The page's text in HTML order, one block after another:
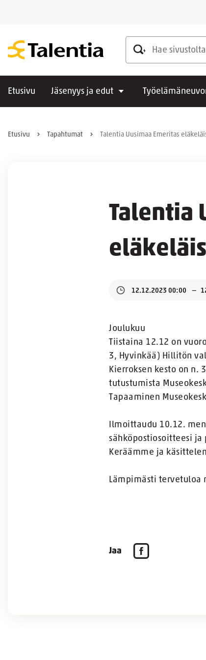
Hae sivustolta
Etusivu Jäsenyys ja edut
Etusivu Tapahtumat Talentia Uusimaa Emeritas
Talentia
12.12.2023 00:00
Joulukuu
Tiistaina 12.12 on
3, Hyvinkää) Hillitön
Kierroksen kesto on n.
tutustumista
Tapaaminen
Ilmoittaudu 10.12.
sähköpostiosoitteesi
Keräämme ja
Lämpimästi tervetuloa
Jaa